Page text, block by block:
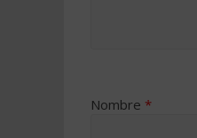
Nombre *